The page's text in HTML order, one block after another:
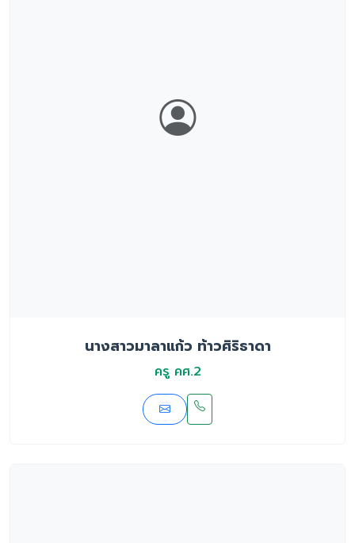
นางสาวมาลาแก้ว ท้าวศิริธาดา
ครู คศ.2